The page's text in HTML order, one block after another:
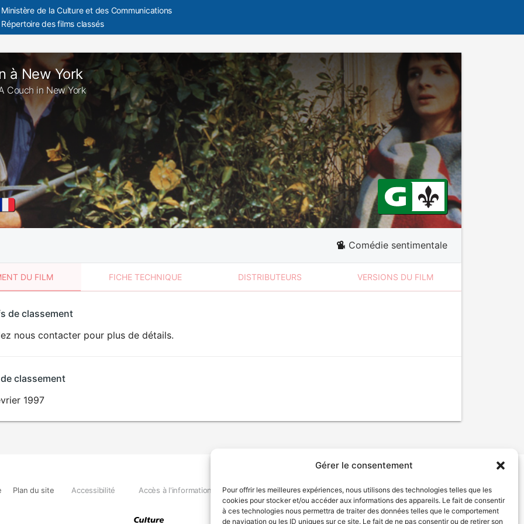
Gérer le consentement
Pour offrir les meilleures expériences, nous utilisons des technologies telles que les
cookies pour stocker et/ou accéder aux informations des appareils. Le fait de consentir
à ces technologies nous permettra de traiter des données telles que le comportement
de navigation ou les ID uniques sur ce site. Le fait de ne pas consentir ou de retirer son
Ministère de la Culture et des Communications
Répertoire des films classés
à New York
Couch in New York
Comédie sentimentale
DU FILM FICHE TECHNIQUE DISTRIBUTEURS VERSIONS DU FILM
de classement
nous contacter pour plus de détails.
classement
1997
Plan du site Accessibilité Accès à l'information Déclaration de services Politique de confidentialité